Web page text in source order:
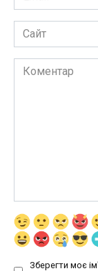
*
Сайт
Коментар
Зберегти моє